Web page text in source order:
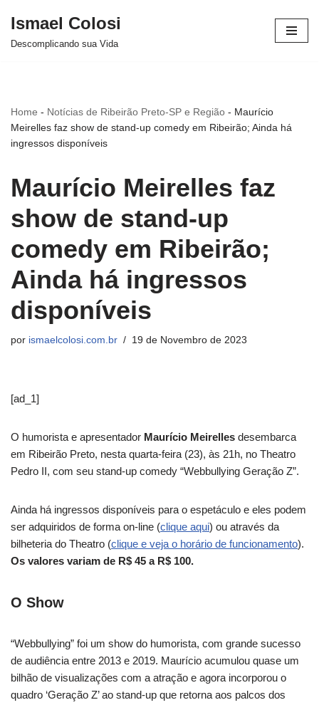
Avançar
Ismael Colosi
Descomplicando sua Vida
Home - Notícias de Ribeirão Preto-SP e Região - Maurício
Meirelles faz show de stand-up comedy em Ribeirão; Ainda há
ingressos disponíveis
Maurício Meirelles faz
show de stand-up
comedy em Ribeirão;
Ainda há ingressos
disponíveis
por ismaelcolosi.com.br 19 de Novembro de 2023
[ad_1]
O humorista e apresentador Maurício Meirelles desembarca
em Ribeirão Preto, nesta quarta-feira (23), às 21h, no Theatro
Pedro II, com seu stand-up comedy “Webbullying Geração Z”.
Ainda há ingressos disponíveis para o espetáculo e eles podem
ser adquiridos de forma on-line (clique aqui) ou através da
bilheteria do Theatro (clique e veja o horário de funcionamento).
Os valores variam de R$ 45 a R$ 100.
O Show
“Webbullying” foi um show do humorista, com grande sucesso
de audiência entre 2013 e 2019. Maurício acumulou quase um
bilhão de visualizações com a atração e agora incorporou o
quadro ‘Geração Z’ ao stand-up que retorna aos palcos dos